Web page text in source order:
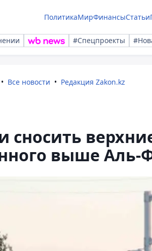
ПолитикаМирФинансыСтатьи
#Спецпроекты
Все новости Редакция Zakon.kz
сносить
выше Аль-